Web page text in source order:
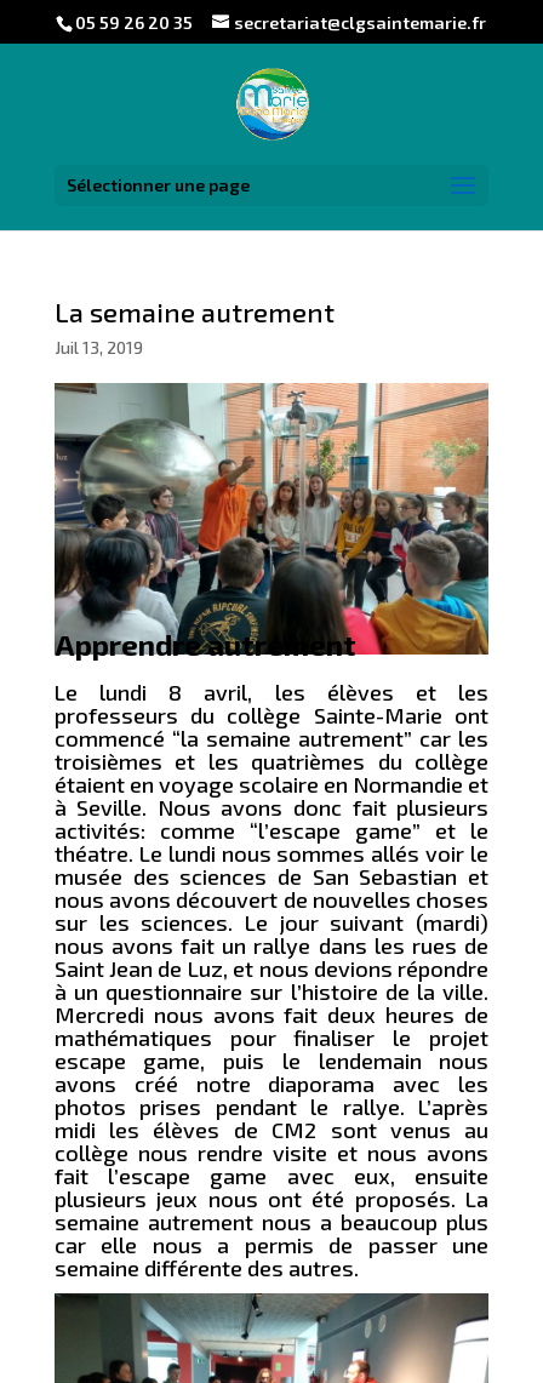
05 59 26 20 35 secretariat@clgsaintemarie.fr
Sélectionner une page
La semaine autrement
Juil 13, 2019
Apprendre autrement
Le lundi 8 avril, les élèves et les
professeurs du collège Sainte-Marie ont
commencé “la semaine autrement” car les
troisièmes et les quatrièmes du collège
étaient en voyage scolaire en Normandie et
à Seville. Nous avons donc fait plusieurs
activités: comme “l’escape game” et le
théatre. Le lundi nous sommes allés voir le
musée des sciences de San Sebastian et
nous avons découvert de nouvelles choses
sur les sciences. Le jour suivant (mardi)
nous avons fait un rallye dans les rues de
Saint Jean de Luz, et nous devions répondre
à un questionnaire sur l’histoire de la ville.
Mercredi nous avons fait deux heures de
mathématiques pour finaliser le projet
escape game, puis le lendemain nous
avons créé notre diaporama avec les
photos prises pendant le rallye. L’après
midi les élèves de CM2 sont venus au
collège nous rendre visite et nous avons
fait l’escape game avec eux, ensuite
plusieurs jeux nous ont été proposés. La
semaine autrement nous a beaucoup plus
car elle nous a permis de passer une
semaine différente des autres.